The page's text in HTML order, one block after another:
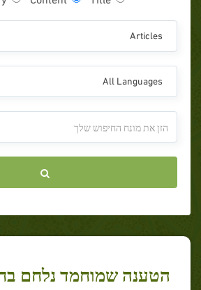
Articles
All Languages
הטענה שמוחמד נלחם